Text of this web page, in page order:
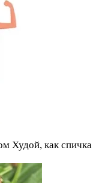
Худой, как спичка